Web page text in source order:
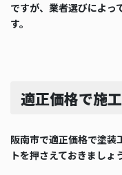
ですが、業者選びによっ
す。
適正価格で施
阪南市で適正価格で塗装
トを押さえておきましょう